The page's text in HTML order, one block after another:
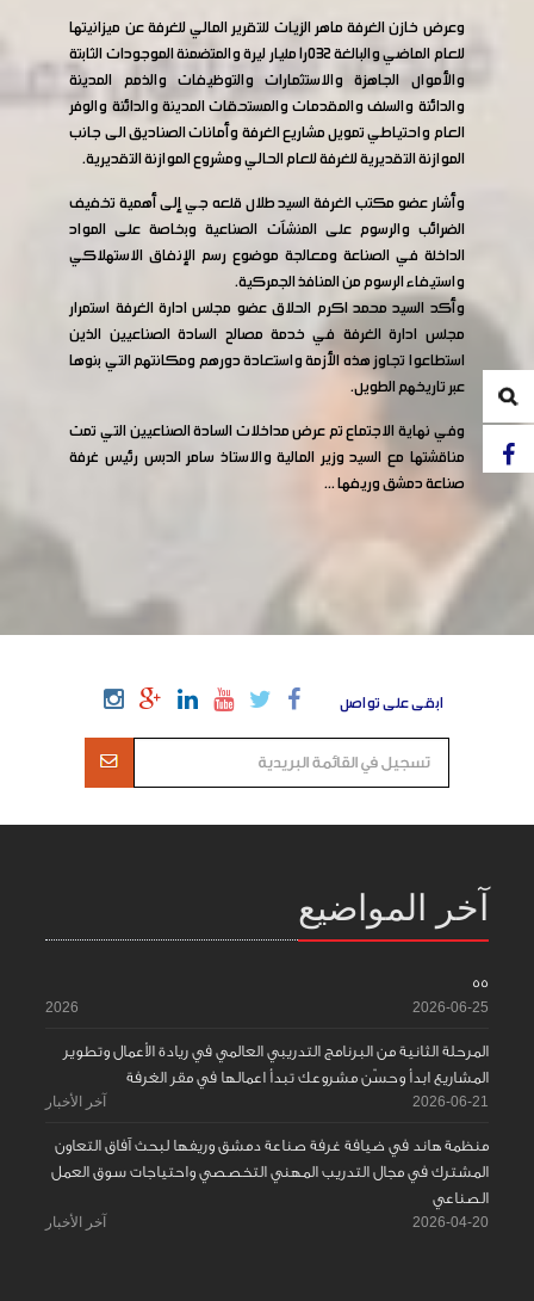
وعرض خازن الغرفة ماهر الزيات للتقرير المالي للغرفة عن ميزانيتها
للعام الماضي والبالغة 032ر1 مليار ليرة والمتضمنة الموجودات الثابتة
والأموال الجاهزة والاستثمارات والتوظيفات والذمم المدينة
والدائنة والسلف والمقدمات والمستحقات المدينة والدائنة والوفر
العام واحتياطي تمويل مشاريع الغرفة وأمانات الصناديق الى جانب
الموازنة التقديرية للغرفة للعام الحالي ومشروع الموازنة التقديرية.
وأشار عضو مكتب الغرفة السيد طلال قلعه جي إلى أهمية تخفيف
الضرائب والرسوم على المنشآت الصناعية وبخاصة على المواد
الداخلة في الصناعة ومعالجة موضوع رسم الإنفاق الاستهلاكي
واستيفاء الرسوم من المنافذ الجمركية.
وأكد السيد محمد اكرم الحلاق عضو مجلس ادارة الغرفة استمرار
مجلس ادارة الغرفة في خدمة مصالح السادة الصناعيين الذين
استطاعوا تجاوز هذه الأزمة واستعادة دورهم ومكانتهم التي بنوها
عبر تاريخهم الطويل.
وفي نهاية الاجتماع تم عرض مداخلات السادة الصناعيين التي تمت
مناقشتها مع السيد وزير المالية واﻻستاذ سامر الدبس رئيس غرفة
صناعة دمشق وريفها ...
ابقى على تواصل
آخر المواضيع
55
2026-06-25
2026
المرحلة الثانية من البرنامج التدريبي العالمي في ريادة الأعمال وتطوير
المشاريع ابدأ وحسّن مشروعك تبدأ اعمالها في مقر الغرفة
2026-06-21 آخر الأخبار
منظمة هاند في ضيافة غرفة صناعة دمشق وريفها لبحث آفاق التعاون
المشترك في مجال التدريب المهني التخصصي واحتياجات سوق العمل
الصناعي
2026-04-20 آخر الأخبار